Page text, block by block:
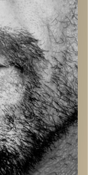
קרדיט תמונות: